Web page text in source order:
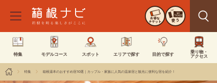
お得な
チケット 使う
特集 モデルコース スポット エリアで探す 目的で探す
乗り物・
アクセス
特集 箱根湯本のおすすめ宿10選｜カップル・家族に人気の温泉宿と観光に便利な宿を紹介！